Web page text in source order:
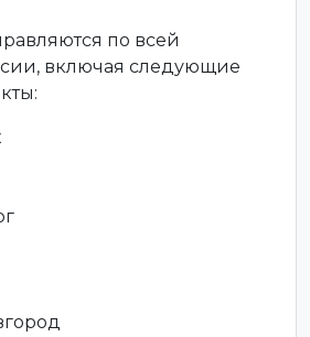
по всей
включая следующие